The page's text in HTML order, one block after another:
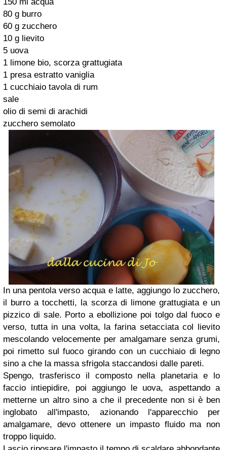
80 g burro
60 g zucchero
10 g lievito
5 uova
1 limone bio, scorza grattugiata
1 presa estratto vaniglia
1 cucchiaio tavola di rum
sale
olio di semi di arachidi
zucchero semolato
In una pentola verso acqua e latte, aggiungo lo zucchero,
il burro a tocchetti, la scorza di limone grattugiata e un
pizzico di sale. Porto a ebollizione poi tolgo dal fuoco e
verso, tutta in una volta, la farina setacciata col lievito
mescolando velocemente per amalgamare senza grumi,
poi rimetto sul fuoco girando con un cucchiaio di legno
sino a che la massa sfrigola staccandosi dalle pareti.
Spengo, trasferisco il composto nella planetaria e lo
faccio intiepidire, poi aggiungo le uova, aspettando a
metterne un altro sino a che il precedente non si è ben
inglobato all'impasto, azionando l'apparecchio per
amalgamare, devo ottenere un impasto fluido ma non
troppo liquido.